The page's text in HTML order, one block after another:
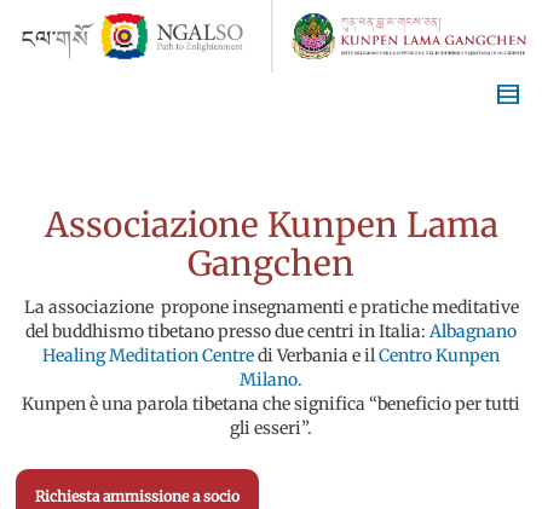
Associazione Kunpen Lama
Gangchen
La associazione propone insegnamenti e pratiche meditative
del buddhismo tibetano presso due centri in Italia: Albagnano
Healing Meditation Centredi Verbania e ilCentro Kunpen
Milano.
Kunpen è una parola tibetana che significa “beneficio per tutti
gli esseri”.
Richiesta ammissione a socio